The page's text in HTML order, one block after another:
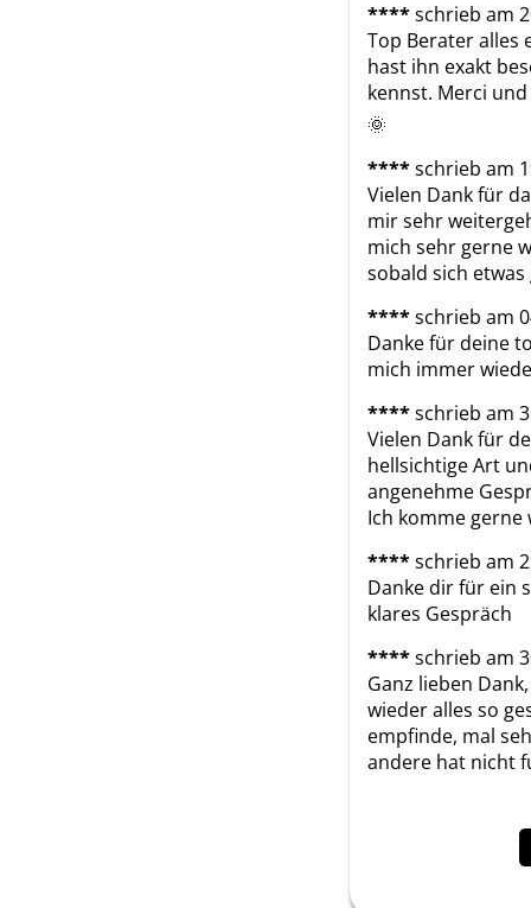
****schrieb am
Top Berater alles
hast ihn exakt
kennst. Merci
🌞
****schrieb am
Vielen Dank für
mir sehr
mich sehr gerne
sobald sich
****schrieb am
Danke für deine
mich immer
****schrieb am
Vielen Dank für
hellsichtige Art
angenehme
Ich komme
****schrieb am
Danke dir für ein
klares Gespräch
****schrieb am
Ganz lieben
wieder alles so
empfinde, mal
andere hat nicht